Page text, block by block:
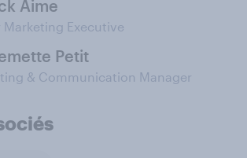
Aime
Marketing Executive
Petit
& Communication Manager